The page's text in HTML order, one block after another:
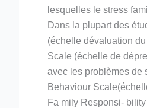
lesquelles le stress
Dans la plupart des
(échelle dévaluation
Scale (échelle de
avec les problèmes de
Behaviour
Fa mily Responsi-